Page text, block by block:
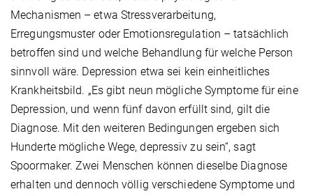
Mechanismen – etwa Stressverarbeitung,
Erregungsmuster oder Emotionsregulation – tatsächlich
betroffen sind und welche Behandlung für welche Person
sinnvoll wäre. Depression etwa sei kein einheitliches
Krankheitsbild. „Es gibt neun mögliche Symptome für eine
Depression, und wenn fünf davon erfüllt sind, gilt die
Diagnose. Mit den weiteren Bedingungen ergeben sich
Hunderte mögliche Wege, depressiv zu sein“, sagt
Spoormaker. Zwei Menschen können dieselbe Diagnose
erhalten und dennoch völlig verschiedene Symptome und